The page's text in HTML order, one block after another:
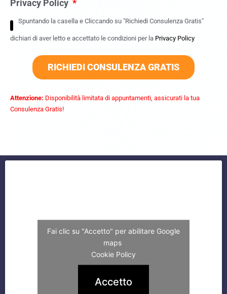
Privacy Policy
Spuntando la casella e Cliccando su "Richiedi Consulenza Gratis"
dichiari di aver letto e accettato le condizioni per la Privacy Policy
RICHIEDI CONSULENZA GRATIS
Attenzione: Disponibilità limitata di appuntamenti, assicurati la tua
Consulenza Gratis!
maps
Cookie Policy
Accetto